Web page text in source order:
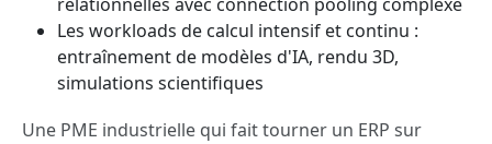
Les workloads de calcul intensif et continu :
entraînement de modèles d'IA, rendu 3D,
simulations scientifiques
Une PME industrielle qui fait tourner un ERP sur